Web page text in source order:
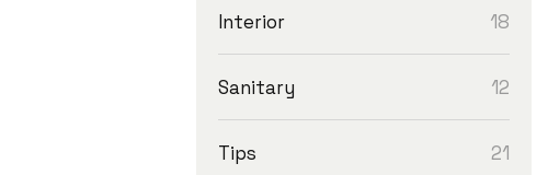
Interior 18
Sanitary 12
Tips 21